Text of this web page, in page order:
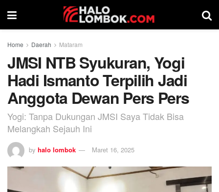
Home Daerah Mataram
JMSI NTB Syukuran, Yogi
Hadi Ismanto Terpilih Jadi
Anggota Dewan Pers Pers
Yogi: Tanpa Dukungan JMSI Saya Tidak Bisa
Melangkah Sejauh Ini
by halo lombok Maret 16, 2025